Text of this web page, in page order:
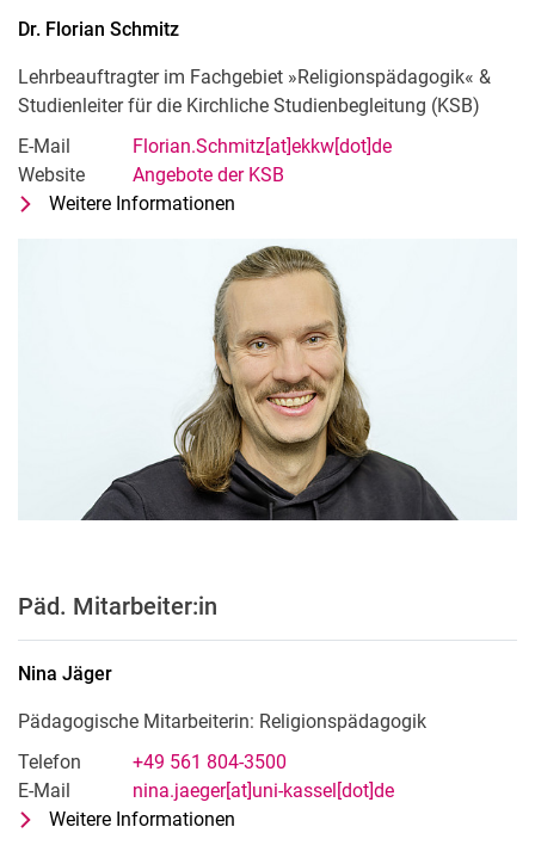
Dr. Florian Schmitz
Lehrbeauftragter im Fachgebiet »Religionspädagogik« &
Studienleiter für die Kirchliche Studienbegleitung (KSB)
E-Mail
Florian.Schmitz[at]ekkw[dot]de
Website
Angebote der KSB
Weitere Informationen
Päd. Mitarbeiter:in
Nina Jäger
Pädagogische Mitarbeiterin: Religionspädagogik
Telefon
+49 561 804-3500
E-Mail
nina.jaeger[at]uni-kassel[dot]de
Weitere Informationen